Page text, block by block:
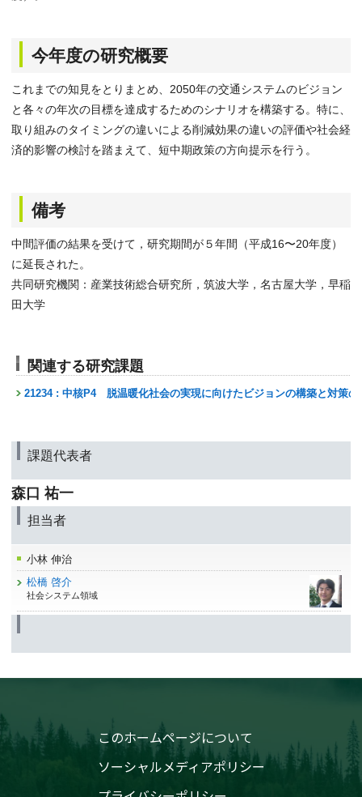
今年度の研究概要
これまでの知見をとりまとめ、2050年の交通システムのビジョン
と各々の年次の目標を達成するためのシナリオを構築する。特に、
取り組みのタイミングの違いによる削減効果の違いの評価や社会経
済的影響の検討を踏まえて、短中期政策の方向提示を行う。
備考
中間評価の結果を受けて，研究期間が５年間（平成16〜20年度）
に延長された。
共同研究機関：産業技術総合研究所，筑波大学，名古屋大学，早稲
田大学
関連する研究課題
21234 : 中核P4 脱温暖化社会の実現に向けたビジョンの構築と対策の
課題代表者
森口 祐一
担当者
小林 伸治
松橋 啓介
社会システム領域
このホームページについて
ソーシャルメディアポリシー